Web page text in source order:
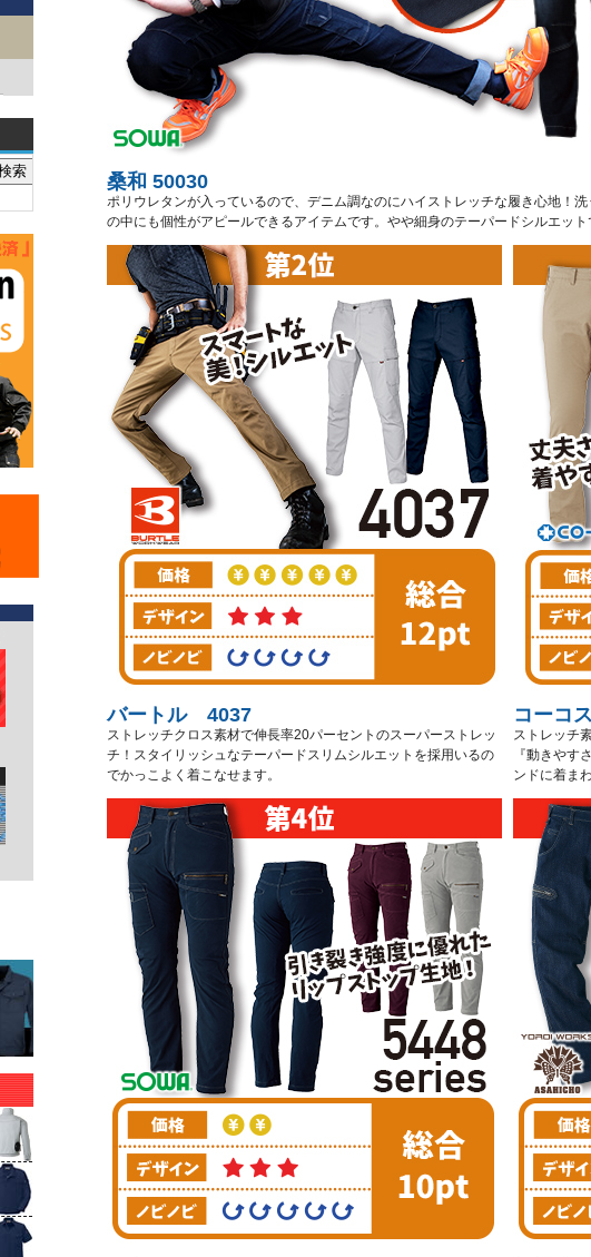
桑和 50030
ポリウレタンが入っているので、デニム調なのにハイストレッチな履き心地！
の中にも個性がアピールできるアイテムです。やや細身のテーパードシルエッ
バートル 4037
ストレッチクロス素材で伸長率20パーセントのスーパーストレッ
チ！スタイリッシュなテーパードスリムシルエットを採用いるの
でかっこよく着こなせます。
コーコ
ストレッチ
『動きやす
ンドに着ま